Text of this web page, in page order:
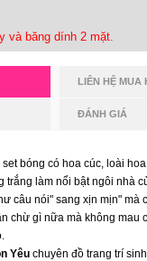
và băng dính 2 mặt.
LIÊN HỆ MUA
ĐÁNH GIÁ
set bóng có hoa cúc, loài
trắng làm nổi bật ngôi nhà
câu nói" sang xịn mịn" mà
chừ gì nữa mà không mau
Yêu chuyên đồ trang trí